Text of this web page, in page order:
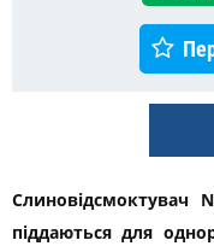
Слиновідсмоктувач
піддаються для